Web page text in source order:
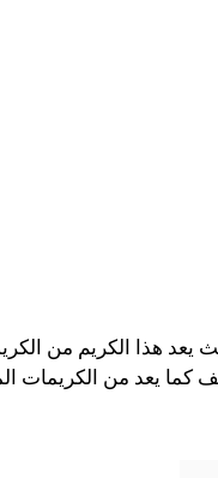
يعد هذا الكريم من
يعد من الكريمات